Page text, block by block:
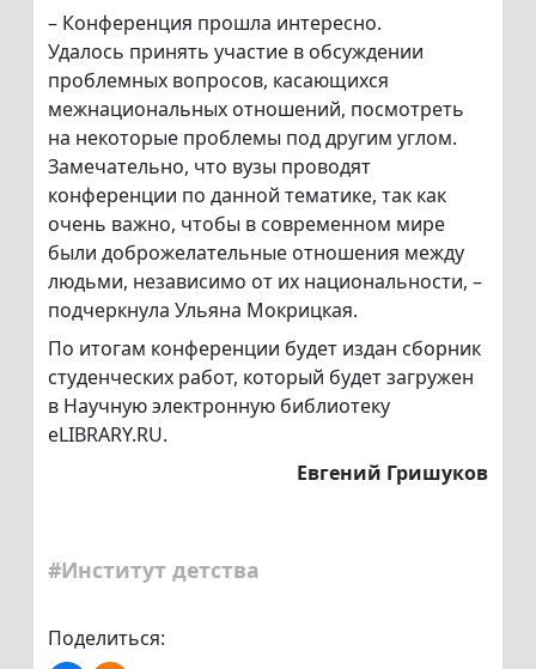
– Конференция прошла интересно.
Удалось принять участие в обсуждении
проблемных вопросов, касающихся
межнациональных отношений, посмотреть
на некоторые проблемы под другим углом.
Замечательно, что вузы проводят
конференции по данной тематике, так как
очень важно, чтобы в современном мире
были доброжелательные отношения между
людьми, независимо от их национальности, –
подчеркнула Ульяна Мокрицкая.
По итогам конференции будет издан сборник
студенческих работ, который будет загружен
в Научную электронную библиотеку
eLIBRARY.RU.
Евгений Гришуков
#Институт детства
Поделиться: